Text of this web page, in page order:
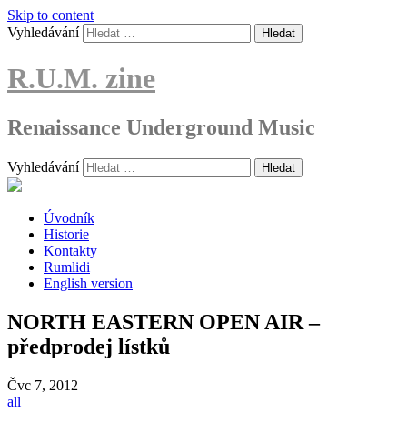
Skip to content
Vyhledávání
R.U.M. zine
Renaissance Underground Music
Vyhledávání
Úvodník
Historie
Kontakty
Rumlidi
English version
NORTH EASTERN OPEN AIR –
předprodej lístků
Čvc 7, 2012
all